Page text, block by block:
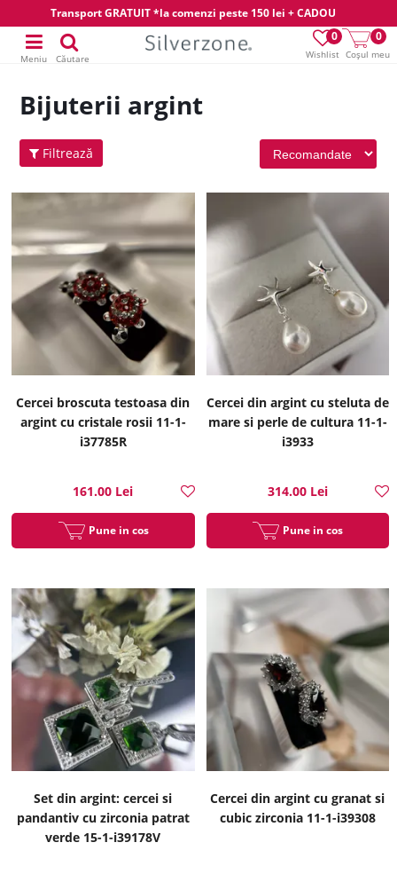
Transport GRATUIT *la comenzi peste 150 lei + CADOU
Wishlist
0
Coșul meu
0
Meniu Căutare
Bijuterii argint
Filtrează
Cercei broscuta testoasa din
argint cu cristale rosii 11-1-
i37785R
161.00 Lei
Pune in cos
Cercei din argint cu steluta de
mare si perle de cultura 11-1-
i3933
314.00 Lei
Pune in cos
Set din argint: cercei si
pandantiv cu zirconia patrat
verde 15-1-i39178V
Cercei din argint cu granat si
cubic zirconia 11-1-i39308